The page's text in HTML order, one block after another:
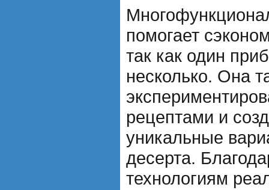
помогает
так как один
несколько. Она
рецептами и
уникальные
десерта.
технологиям